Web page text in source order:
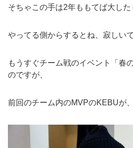
そちゃこの手は2年ももてば大した
やってる側からするとね、寂しいで
もうすぐチーム戦のイベント「春
のですが、
前回のチーム内のMVPのKEBUが、